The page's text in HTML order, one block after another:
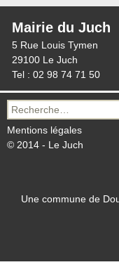
Mairie du Juch
5 Rue Louis Tymen
29100 Le Juch
Tel : 02 98 74 71 50
Recherche
pour :
Mentions légales
© 2014 - Le Juch
Une commune de